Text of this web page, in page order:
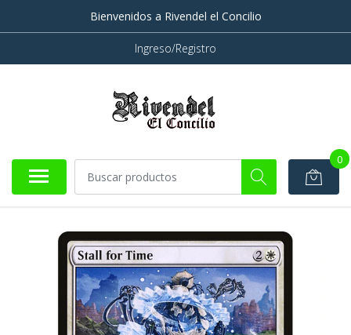
Bienvenidos a Rivendel el Concilio
Ingreso/Registro
0